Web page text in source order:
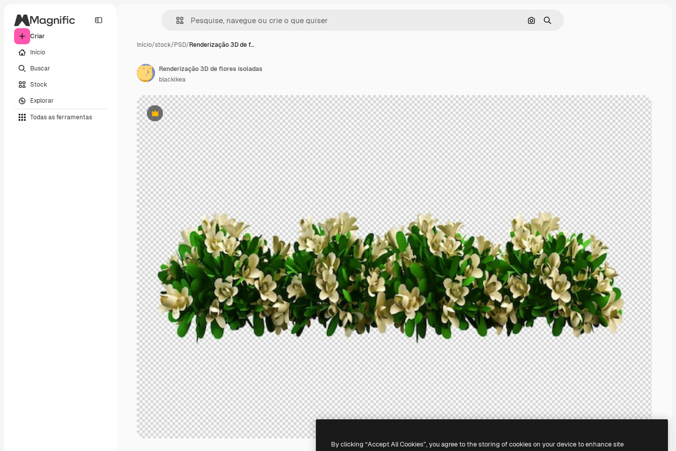
Criar
Início
Buscar
Stock
Explorar
Todas as ferramentas
Pesquisar por imagem
Buscar
Início/stock/PSD/Renderização 3D de f…
Premium
Renderização 3D de flores isoladas
blackikea
By clicking “Accept All Cookies”, you agree to the storing of cookies on your device to enhance site